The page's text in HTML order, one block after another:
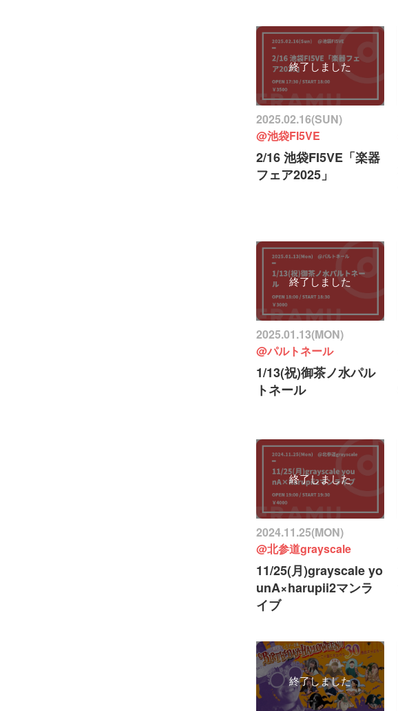
終了しました
2025.02.16(SUN)
@池袋FI5VE
2/16 池袋FI5VE「楽器
フェア2025」
終了しました
2025.01.13(MON)
@パルトネール
1/13(祝)御茶ノ水パル
トネール
終了しました
2024.11.25(MON)
@北参道grayscale
11/25(月)grayscale yo
unA×harupii2マンラ
イブ
終了しました